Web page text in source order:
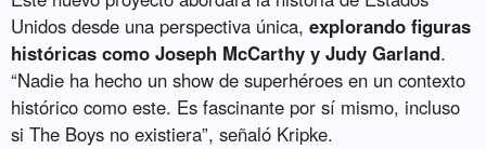
Unidos desde una perspectiva única,explorando figuras
históricas como Joseph McCarthy y Judy Garland.
“Nadie ha hecho un show de superhéroes en un contexto
histórico como este. Es fascinante por sí mismo, incluso
si The Boys no existiera”, señaló Kripke.